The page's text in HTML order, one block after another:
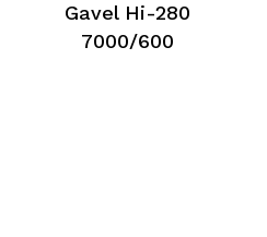
Gavel Hi-280
7000/600